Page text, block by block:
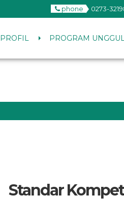
phone 0273-
PROFIL PROGRAM
Standar